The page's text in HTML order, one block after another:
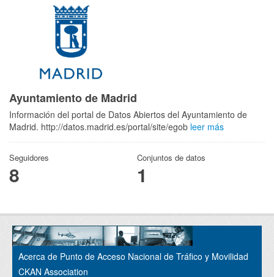
Ayuntamiento de Madrid
Información del portal de Datos Abiertos del Ayuntamiento de
Madrid. http://datos.madrid.es/portal/site/egob leer más
Seguidores
8
Conjuntos de datos
1
Acerca de Punto de Acceso Nacional de Tráfico y Movilidad
CKAN Association